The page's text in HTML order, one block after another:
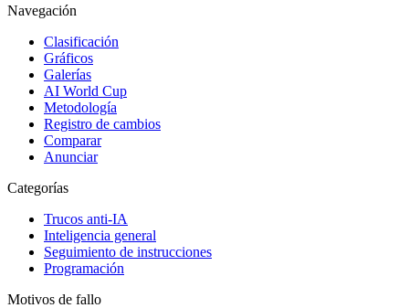
Navegación
Clasificación
Gráficos
Galerías
AI World Cup
Metodología
Registro de cambios
Comparar
Anunciar
Categorías
Trucos anti-IA
Inteligencia general
Seguimiento de instrucciones
Programación
Motivos de fallo